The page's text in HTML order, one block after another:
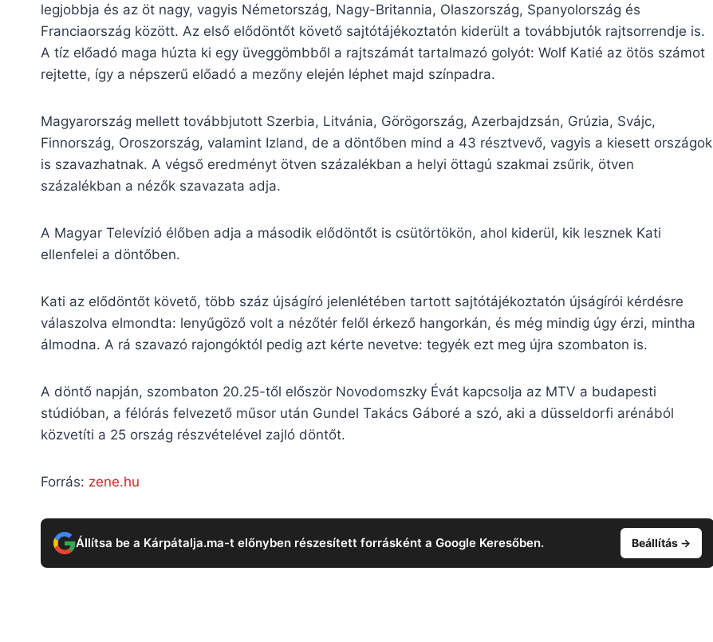
legjobbja és az öt nagy, vagyis Németország, Nagy-Britannia, Olaszország, Spanyolország és
Franciaország között. Az első elődöntőt követő sajtótájékoztatón kiderült a továbbjutók rajtsorrendje is.
A tíz előadó maga húzta ki egy üveggömbből a rajtszámát tartalmazó golyót: Wolf Katié az ötös számot
rejtette, így a népszerű előadó a mezőny elején léphet majd színpadra.
Magyarország mellett továbbjutott Szerbia, Litvánia, Görögország, Azerbajdzsán, Grúzia, Svájc,
Finnország, Oroszország, valamint Izland, de a döntőben mind a 43 résztvevő, vagyis a kiesett országok
is szavazhatnak. A végső eredményt ötven százalékban a helyi öttagú szakmai zsűrik, ötven
százalékban a nézők szavazata adja.
A Magyar Televízió élőben adja a második elődöntőt is csütörtökön, ahol kiderül, kik lesznek Kati
ellenfelei a döntőben.
Kati az elődöntőt követő, több száz újságíró jelenlétében tartott sajtótájékoztatón újságírói kérdésre
válaszolva elmondta: lenyűgöző volt a nézőtér felől érkező hangorkán, és még mindig úgy érzi, mintha
álmodna. A rá szavazó rajongóktól pedig azt kérte nevetve: tegyék ezt meg újra szombaton is.
A döntő napján, szombaton 20.25-től először Novodomszky Évát kapcsolja az MTV a budapesti
stúdióban, a félórás felvezető műsor után Gundel Takács Gáboré a szó, aki a düsseldorfi arénából
közvetíti a 25 ország részvételével zajló döntőt.
Forrás: zene.hu
Állítsa be a Kárpátalja.ma-t előnyben részesített forrásként a Google Keresőben. Beállítás →